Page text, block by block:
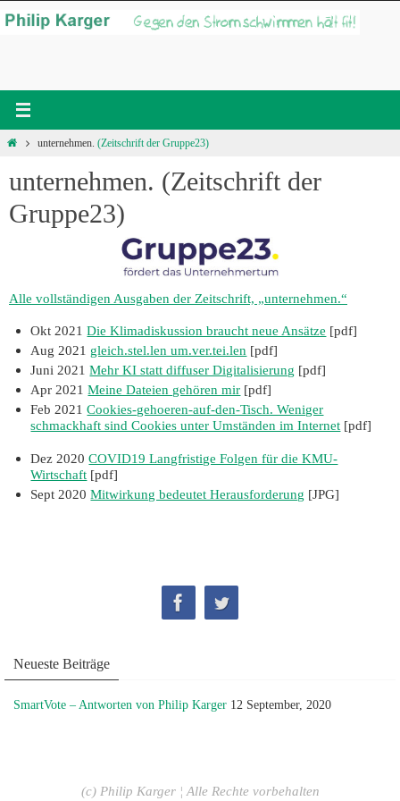
Inhalt
Startunternehmen.(Zeitschrift der Gruppe23)
unternehmen. (Zeitschrift der
Gruppe23)
Alle vollständigen Ausgaben der Zeitschrift, „unternehmen.“
Okt 2021Die Klimadiskussion braucht neue Ansätze [pdf]
Aug 2021 gleich.stel.len um.ver.tei.len [pdf]
Juni 2021Mehr KI statt diffuser Digitalisierung [pdf]
Apr 2021Meine Dateien gehören mir [pdf]
Feb 2021Cookies-gehoeren-auf-den-Tisch. Weniger
schmackhaft sind Cookies unter Umständen im Internet [pdf]
Dez 2020COVID19 Langfristige Folgen für die KMU-
Wirtschaft [pdf]
Sept 2020Mitwirkung bedeutet Herausforderung [JPG]
Neueste Beiträge
SmartVote – Antworten von Philip Karger 12 September, 2020
(c) Philip Karger ¦ Alle Rechte vorbehalten